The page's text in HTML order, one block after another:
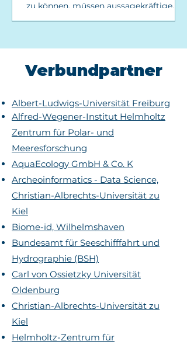
zu können, müssen aussagekräftige
Proben genommen und...
Verbundpartner
Albert-Ludwigs-Universität Freiburg
Alfred-Wegener-Institut Helmholtz
Zentrum für Polar- und
Meeresforschung
AquaEcology GmbH & Co. K
Archeoinformatics - Data Science,
Christian-Albrechts-Universität zu
Kiel
Biome-id, Wilhelmshaven
Bundesamt für Seeschifffahrt und
Hydrographie (BSH)
Carl von Ossietzky Universität
Oldenburg
Christian-Albrechts-Universität zu
Kiel
Helmholtz-Zentrum für